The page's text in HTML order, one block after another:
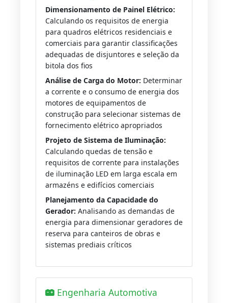
Dimensionamento de Painel Elétrico:
Calculando os requisitos de energia
para quadros elétricos residenciais e
comerciais para garantir classificações
adequadas de disjuntores e seleção da
bitola dos fios
Análise de Carga do Motor: Determinar
a corrente e o consumo de energia dos
motores de equipamentos de
construção para selecionar sistemas de
fornecimento elétrico apropriados
Projeto de Sistema de Iluminação:
Calculando quedas de tensão e
requisitos de corrente para instalações
de iluminação LED em larga escala em
armazéns e edifícios comerciais
Planejamento da Capacidade do
Gerador: Analisando as demandas de
energia para dimensionar geradores de
reserva para canteiros de obras e
sistemas prediais críticos
Engenharia Automotiva